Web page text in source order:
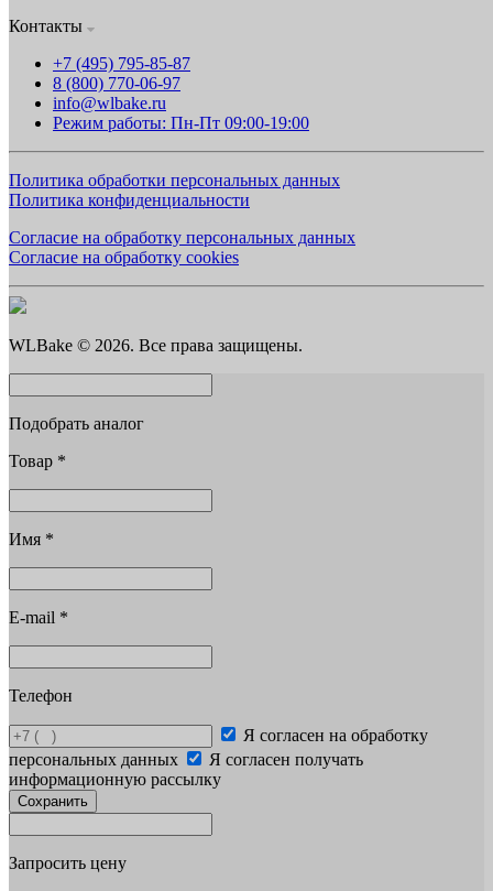
Контакты
+7 (495) 795-85-87
8 (800) 770-06-97
info@wlbake.ru
Режим работы: Пн-Пт 09:00-19:00
Политика обработки персональных данных
Политика конфиденциальности
Согласие на обработку персональных данных
Согласие на обработку cookies
WLBake © 2026. Все права защищены.
Подобрать аналог
Товар *
Имя *
E-mail *
Телефон
Я согласен на обработку
персональных данных
Я согласен получать
информационную рассылку
Сохранить
Запросить цену